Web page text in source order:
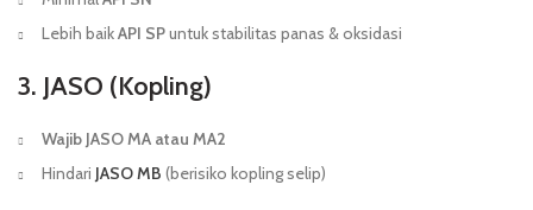
Lebih baikAPI SPuntuk stabilitas panas & oksidasi
3. JASO (Kopling)
Wajib JASO MA atau MA2
Hindari JASO MB (berisiko kopling selip)